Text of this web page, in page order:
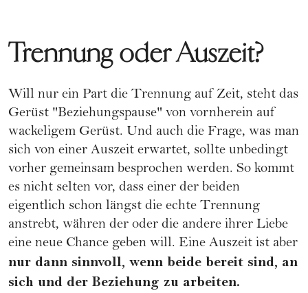
Trennung oder Auszeit?
Will nur ein Part die Trennung auf Zeit, steht das
Gerüst "Beziehungspause" von vornherein auf
wackeligem Gerüst. Und auch die Frage, was man
sich von einer Auszeit erwartet, sollte unbedingt
vorher gemeinsam besprochen werden. So kommt
es nicht selten vor, dass einer der beiden
eigentlich schon längst die echte Trennung
anstrebt, währen der oder die andere ihrer Liebe
eine neue Chance geben will. Eine Auszeit ist aber
nur dann sinnvoll, wenn beide bereit sind, an
sich und der Beziehung zu arbeiten.